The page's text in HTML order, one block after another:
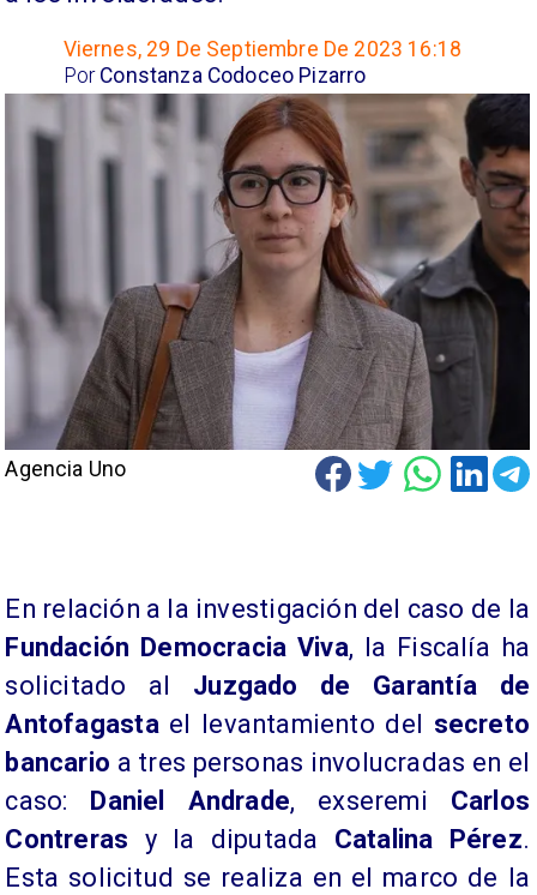
Viernes, 29 De Septiembre De 2023 16:18
Constanza Codoceo Pizarro
Por
Agencia Uno
En relación a la investigación del caso de la
Fundación Democracia Viva, la Fiscalía ha
solicitado al Juzgado de Garantía de
Antofagastael levantamiento del secreto
bancario a tres personas involucradas en el
caso: Daniel Andrade, exseremi Carlos
Contreras y la diputada Catalina Pérez.
Esta solicitud se realiza en el marco de la